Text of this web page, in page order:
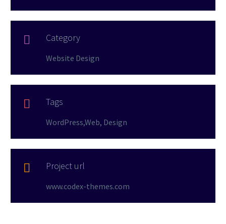
 Category
Website Design
 Tags
WordPress,Web, Design
 Project url
www.codex-themes.com